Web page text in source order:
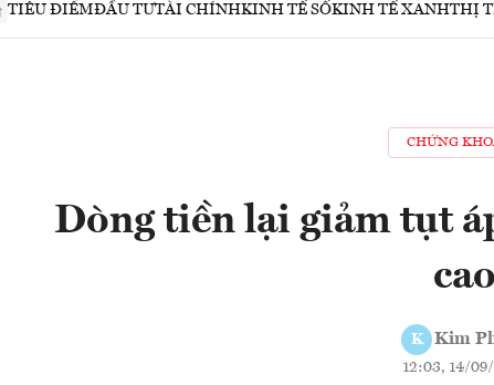
TIÊU ĐIỂMĐẦU TƯTÀI CHÍNHKINH TẾ SỐKINH TẾ XANHTHỊ
CHỨNG
Dòng tiền lại giảm tụt
cao
K Kim
12:03, 14/